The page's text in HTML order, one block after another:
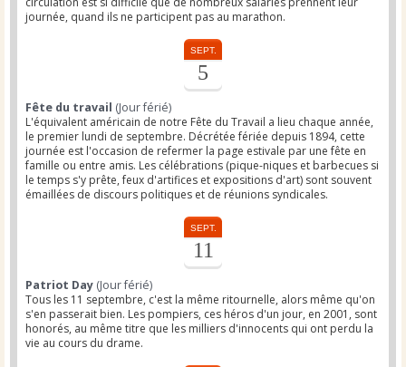
journée, quand ils ne participent pas au marathon.
SEPT.
5
Fête du travail (Jour férié)
L'équivalent américain de notre Fête du Travail a lieu chaque année,
le premier lundi de septembre. Décrétée fériée depuis 1894, cette
journée est l'occasion de refermer la page estivale par une fête en
famille ou entre amis. Les célébrations (pique-niques et barbecues si
le temps s'y prête, feux d'artifices et expositions d'art) sont souvent
émaillées de discours politiques et de réunions syndicales.
SEPT.
11
Patriot Day (Jour férié)
Tous les 11 septembre, c'est la même ritournelle, alors même qu'on
s'en passerait bien. Les pompiers, ces héros d'un jour, en 2001, sont
honorés, au même titre que les milliers d'innocents qui ont perdu la
vie au cours du drame.